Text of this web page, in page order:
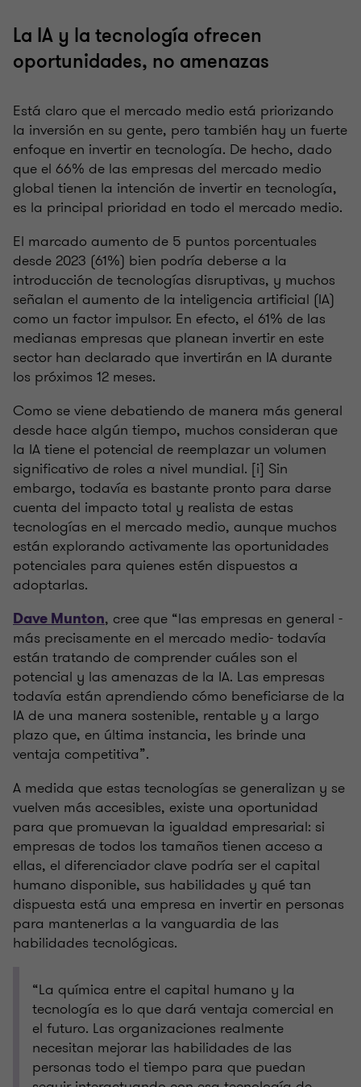
La IA y la tecnología ofrecen
oportunidades, no amenazas
Está claro que el mercado medio está priorizando
la inversión en su gente, pero también hay un fuerte
enfoque en invertir en tecnología. De hecho, dado
que el 66% de las empresas del mercado medio
global tienen la intención de invertir en tecnología,
es la principal prioridad en todo el mercado medio.
El marcado aumento de 5 puntos porcentuales
desde 2023 (61%) bien podría deberse a la
introducción de tecnologías disruptivas, y muchos
señalan el aumento de la inteligencia artificial (IA)
como un factor impulsor. En efecto, el 61% de las
medianas empresas que planean invertir en este
sector han declarado que invertirán en IA durante
los próximos 12 meses.
Como se viene debatiendo de manera más general
desde hace algún tiempo, muchos consideran que
la IA tiene el potencial de reemplazar un volumen
significativo de roles a nivel mundial. [i] Sin
embargo, todavía es bastante pronto para darse
cuenta del impacto total y realista de estas
tecnologías en el mercado medio, aunque muchos
están explorando activamente las oportunidades
potenciales para quienes estén dispuestos a
adoptarlas.
Dave Munton, cree que “las empresas en general -
más precisamente en el mercado medio- todavía
están tratando de comprender cuáles son el
potencial y las amenazas de la IA. Las empresas
todavía están aprendiendo cómo beneficiarse de la
IA de una manera sostenible, rentable y a largo
plazo que, en última instancia, les brinde una
ventaja competitiva”.
A medida que estas tecnologías se generalizan y se
vuelven más accesibles, existe una oportunidad
para que promuevan la igualdad empresarial: si
empresas de todos los tamaños tienen acceso a
ellas, el diferenciador clave podría ser el capital
humano disponible, sus habilidades y qué tan
dispuesta está una empresa en invertir en personas
para mantenerlas a la vanguardia de las
habilidades tecnológicas.
“La química entre el capital humano y la
tecnología es lo que dará ventaja comercial en
el futuro. Las organizaciones realmente
necesitan mejorar las habilidades de las
personas todo el tiempo para que puedan